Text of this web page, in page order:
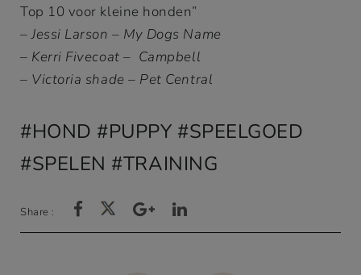
Top 10 voor kleine honden”
– Jessi Larson – My Dogs Name
– Kerri Fivecoat – Campbell
– Victoria shade – Pet Central
HOND PUPPY
SPEELGOED
SPELEN
TRAINING
Share :